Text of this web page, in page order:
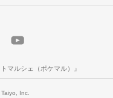
マルシェ（ポケマル）』
Inc.